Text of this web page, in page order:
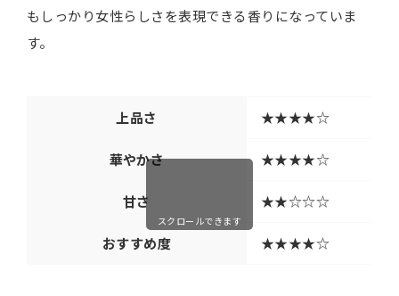
もしっかり女性らしさを表現できる香りになっていま
す。
上品さ ★★★★☆
華やかさ ★★★★☆
甘さ ★★☆☆☆
おすすめ度 ★★★★☆
スクロールできます